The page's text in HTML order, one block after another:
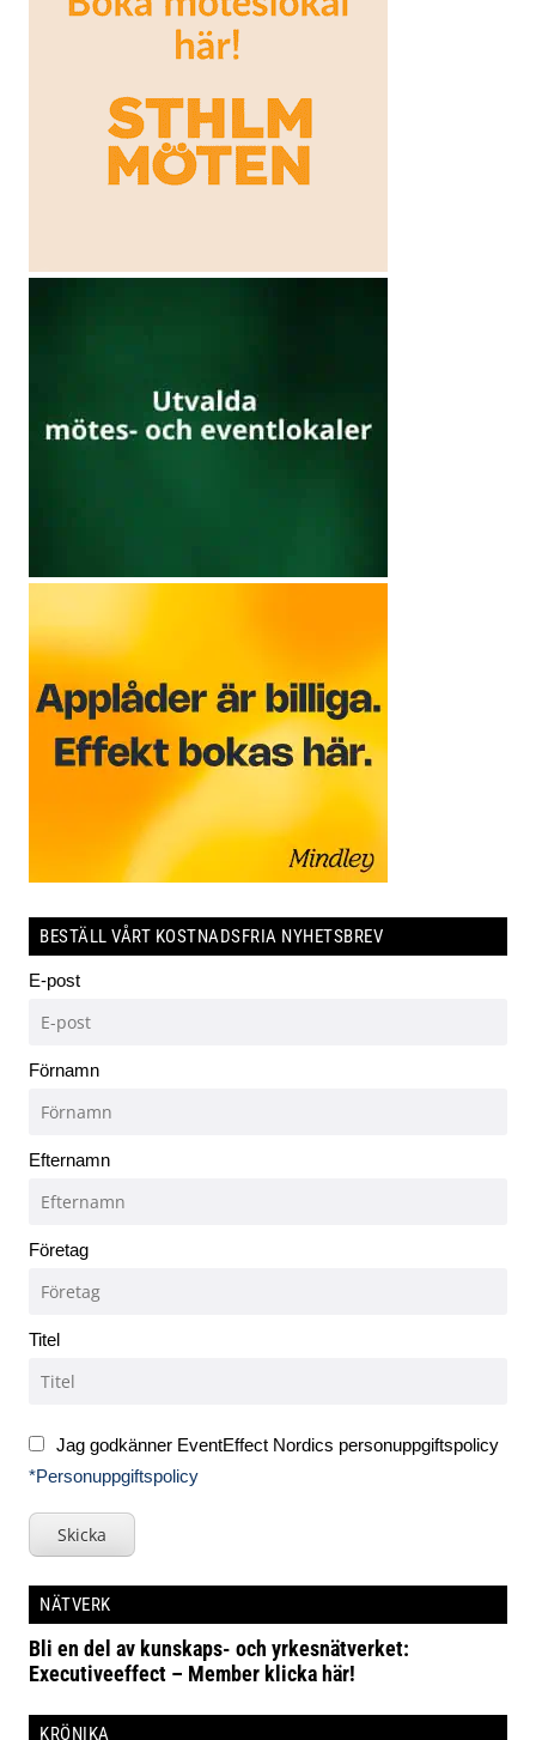
BESTÄLL VÅRT KOSTNADSFRIA NYHETSBREV
E-post
Förnamn
Efternamn
Företag
Titel
Jag godkänner EventEffect Nordics personuppgiftspolicy
*Personuppgiftspolicy
Skicka
NÄTVERK
Bli en del av kunskaps- och yrkesnätverket:
Executiveeffect – Member klicka här!
KRÖNIKA